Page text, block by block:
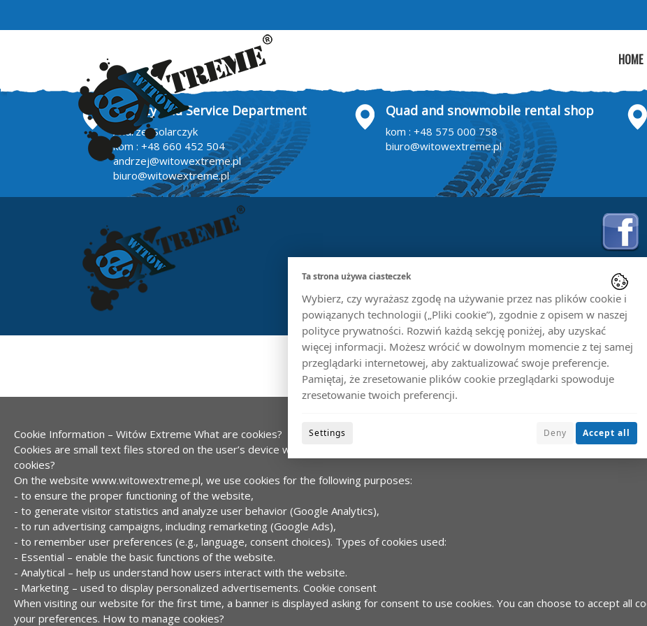
HOME
Quality and Service Department
Andrzej Solarczyk
kom : +48 660 452 504
andrzej@witowextreme.pl
biuro@witowextreme.pl
Quad and snowmobile rental shop
kom : +48 575 000 758
biuro@witowextreme.pl
Copyrights WitóweXtreme® 2026
Cookie Information – Witów Extreme What are cookies?
Cookies are small text files stored on the user’s device while visiting a website. They allow the website to recognize the user's
cookies?
On the website www.witowextreme.pl, we use cookies for the following purposes:
- to ensure the proper functioning of the website,
- to generate visitor statistics and analyze user behavior (Google Analytics),
- to run advertising campaigns, including remarketing (Google Ads),
- to remember user preferences (e.g., language, consent choices). Types of cookies used:
- Essential – enable the basic functions of the website.
- Analytical – help us understand how users interact with the website.
- Marketing – used to display personalized advertisements. Cookie consent
When visiting our website for the first time, a banner is displayed asking for consent to use cookies. You can choose to accept all
your preferences. How to manage cookies?
Ta strona używa ciasteczek
Wybierz, czy wyrażasz zgodę na używanie przez nas plików cookie i
powiązanych technologii („Pliki cookie”), zgodnie z opisem w naszej
polityce prywatności. Rozwiń każdą sekcję poniżej, aby uzyskać
więcej informacji. Możesz wrócić w dowolnym momencie z tej samej
przeglądarki internetowej, aby zaktualizować swoje preferencje.
Pamiętaj, że zresetowanie plików cookie przeglądarki spowoduje
zresetowanie twoich preferencji.
Settings Deny Accept all